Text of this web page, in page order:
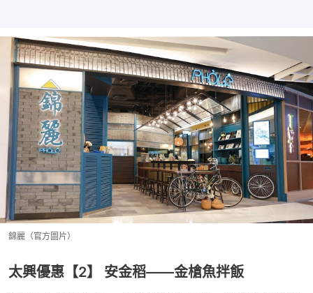
錦麗（官方圖片）
太興優惠【2】 安金稻——金槍魚拌飯